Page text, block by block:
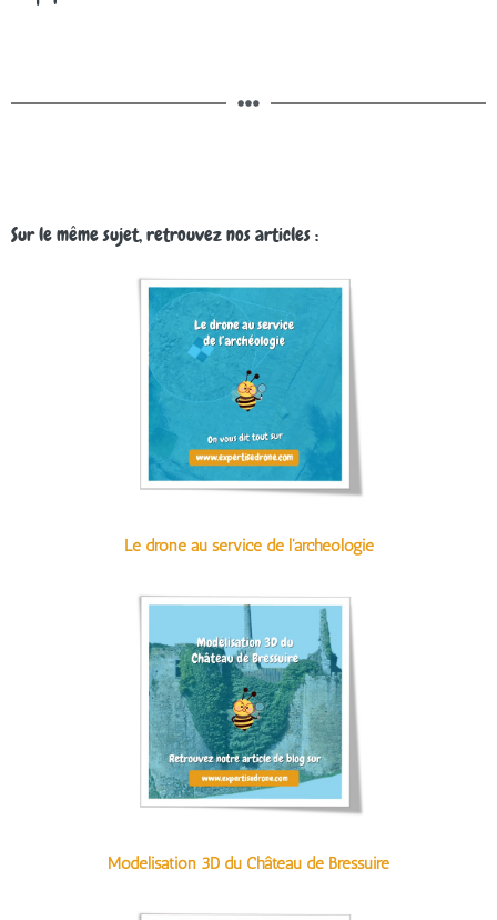
Sur le même sujet, retrouvez nos articles :
Le drone au service de l'archéologie
Modélisation 3D du Château de Bressuire